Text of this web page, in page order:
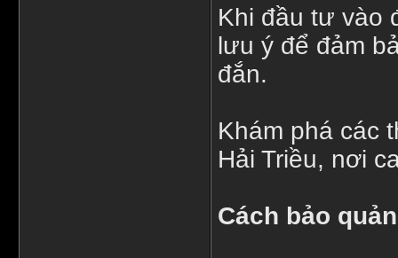
Khi đầu tư vào
lưu ý để đảm
đắn.
Khám phá các
Hải Triều, nơi
Cách bảo